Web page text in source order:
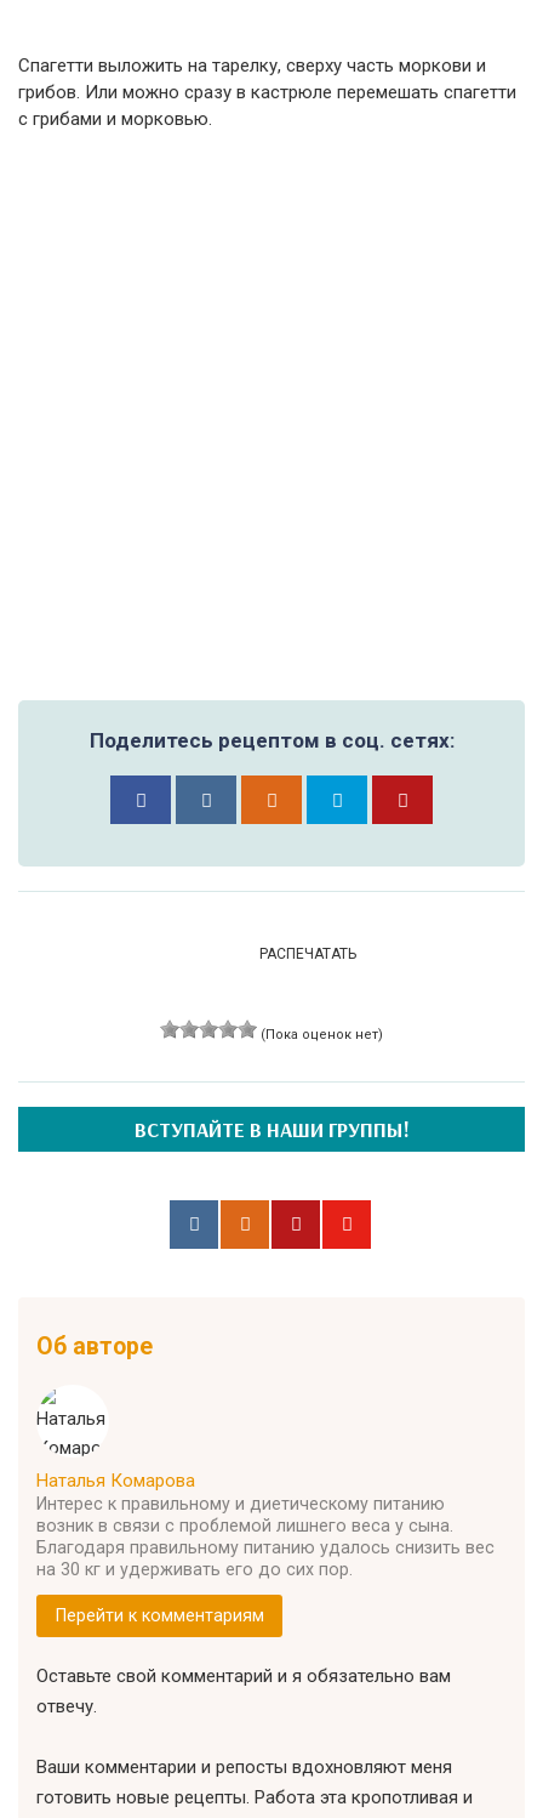
Спагетти выложить на тарелку, сверху часть моркови и
грибов. Или можно сразу в кастрюле перемешать спагетти
с грибами и морковью.
Поделитесь рецептом в соц. сетях:
РАСПЕЧАТАТЬ
(Пока оценок нет)
ВСТУПАЙТЕ В НАШИ ГРУППЫ!
Об авторе
Наталья Комарова
Интерес к правильному и диетическому питанию
возник в связи с проблемой лишнего веса у сына.
Благодаря правильному питанию удалось снизить вес
на 30 кг и удерживать его до сих пор.
Перейти к комментариям
Оставьте свой комментарий и я обязательно вам
отвечу.
Ваши комментарии и репосты вдохновляют меня
готовить новые рецепты. Работа эта кропотливая и